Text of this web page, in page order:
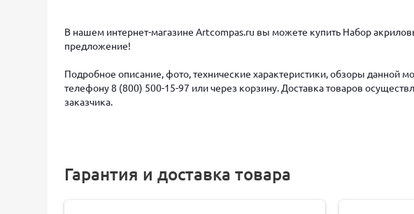
В нашем интернет-магазине Artcompas.ru вы можете купить Набор
предложение!
Подробное описание, фото, технические характеристики, обзоры данной
телефону 8 (800) 500-15-97 или через корзину. Доставка товаров
заказчика.
Гарантия и доставка товара